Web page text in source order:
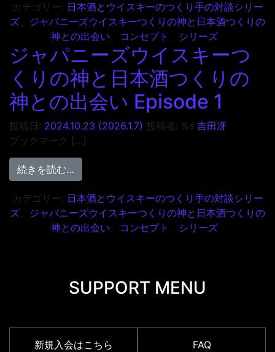
カテゴリー: 日本酒とウイスキーのつくり手の対談シリー
ズ、 ジャパニーズウイスキーつくりの神と日本酒つくりの
神との出会い、 コンセプト 、 シリーズ
ジャパニーズウイスキーつ
くりの神と日本酒つくりの
神との出会い Episode 1
投稿日: 2024.10.23 (2026.1.7) 投稿者: %s 吉田冴
ブックマーク […]
続きを読む…
カテゴリー: 日本酒とウイスキーのつくり手の対談シリー
ズ、 ジャパニーズウイスキーつくりの神と日本酒つくりの
神との出会い、 コンセプト 、 シリーズ
SUPPORT MENU
新規入会はこちら FAQ